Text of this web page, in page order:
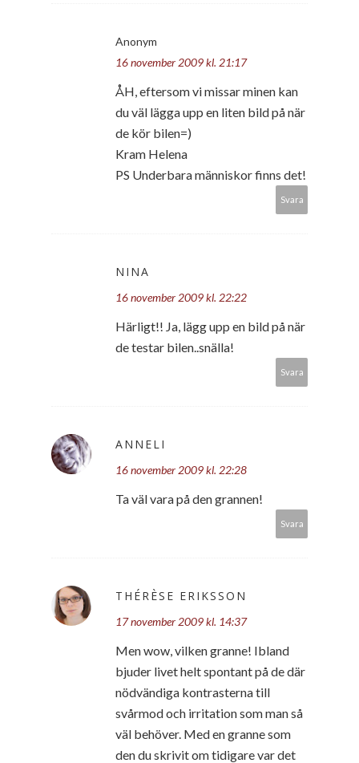
Anonym
16 november 2009 kl. 21:17
ÅH, eftersom vi missar minen kan
du väl lägga upp en liten bild på när
de kör bilen=)
Kram Helena
PS Underbara människor finns det!
Svara
NINA
16 november 2009 kl. 22:22
Härligt!! Ja, lägg upp en bild på när
de testar bilen..snälla!
Svara
ANNELI
16 november 2009 kl. 22:28
Ta väl vara på den grannen!
Svara
THÉRÈSE ERIKSSON
17 november 2009 kl. 14:37
Men wow, vilken granne! Ibland
bjuder livet helt spontant på de där
nödvändiga kontrasterna till
svårmod och irritation som man så
väl behöver. Med en granne som
den du skrivit om tidigare var det